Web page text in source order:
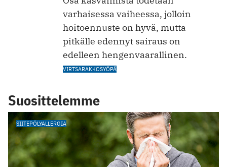
varhaisessa vaiheessa, jolloin
hoitoennuste on hyvä, mutta
pitkälle edennyt sairaus on
edelleen hengenvaarallinen.
VIRTSARAKKOSYÖPÄ
Suosittelemme
SIITEPÖLYALLERGIA